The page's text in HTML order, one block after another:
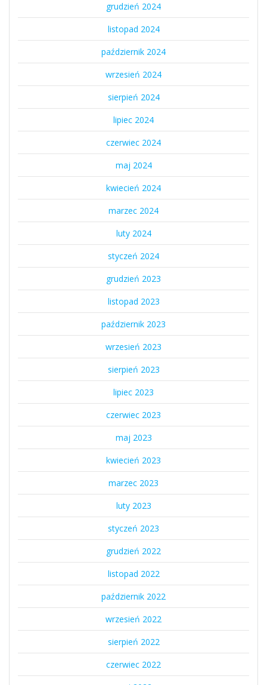
grudzień 2024
listopad 2024
październik 2024
wrzesień 2024
sierpień 2024
lipiec 2024
czerwiec 2024
maj 2024
kwiecień 2024
marzec 2024
luty 2024
styczeń 2024
grudzień 2023
listopad 2023
październik 2023
wrzesień 2023
sierpień 2023
lipiec 2023
czerwiec 2023
maj 2023
kwiecień 2023
marzec 2023
luty 2023
styczeń 2023
grudzień 2022
listopad 2022
październik 2022
wrzesień 2022
sierpień 2022
czerwiec 2022